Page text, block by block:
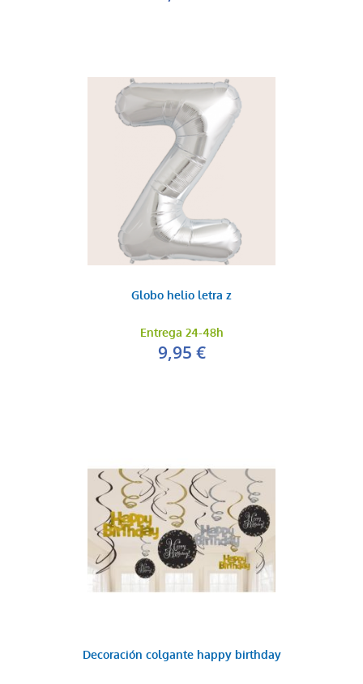
Globo helio letra z
Entrega 24-48h
9,95 €
Decoración colgante happy birthday